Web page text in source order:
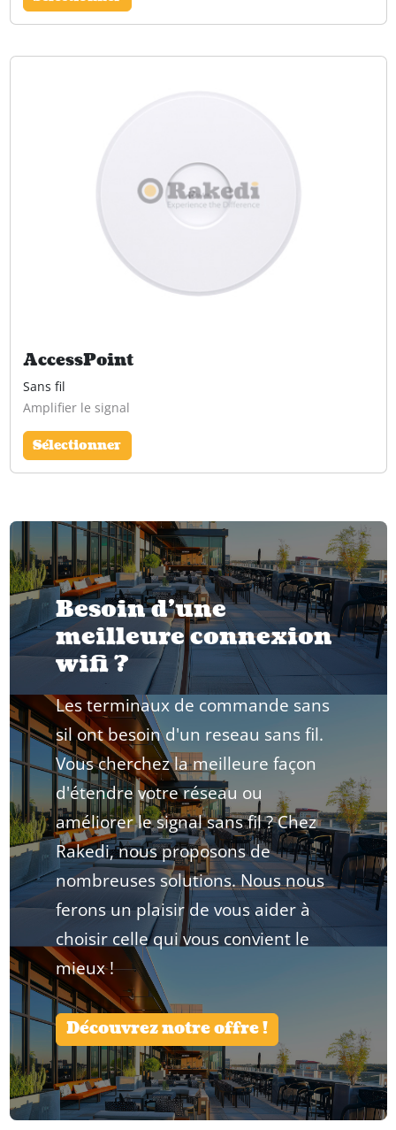
AccessPoint
Sans fil
Amplifier le signal
Sélectionner
Besoin d'une
meilleure connexion
wifi ?
Les terminaux de commande sans
sil ont besoin d'un reseau sans fil.
Vous cherchez la meilleure façon
d'étendre votre réseau ou
améliorer le signal sans fil ? Chez
Rakedi, nous proposons de
nombreuses solutions. Nous nous
ferons un plaisir de vous aider à
choisir celle qui vous convient le
mieux !
Découvrez notre offre !